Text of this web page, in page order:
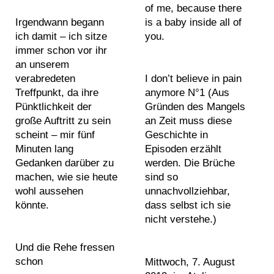
i
n
t
i
n
g
s
S
e
a
r
c
n
d
P
h
o
t
o
g
r
a
p
h
s
e
x
0
1
2
2
0
1
3
2
0
1
4
2
2
0
2
0
1
0
1
3
2
0
1
4
2
0
1
g
s
d
r
a
w
i
n
g
s
c
u
t
u
#
w
h
e
a
b
t
c
t
a
t
of me, because there
is a baby inside all of
you.
Irgendwann begann
ich damit – ich sitze
immer schon vor ihr
an unserem
verabredeten
Treffpunkt, da ihre
Pünktlichkeit der
große Auftritt zu sein
scheint – mir fünf
Minuten lang
Gedanken darüber zu
machen, wie sie heute
wohl aussehen
könnte.
I don’t believe in pain
anymore N°1 (Aus
Gründen des Mangels
an Zeit muss diese
Geschichte in
Episoden erzählt
werden. Die Brüche
sind so
unnachvollziehbar,
dass selbst ich sie
nicht verstehe.)
Und die Rehe fressen
schon
Mittwoch, 7. August